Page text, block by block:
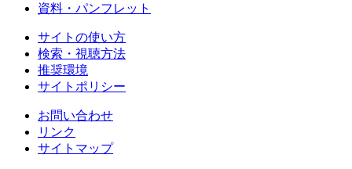
資料・パンフレット
サイトの使い方
検索・視聴方法
推奨環境
サイトポリシー
お問い合わせ
リンク
サイトマップ